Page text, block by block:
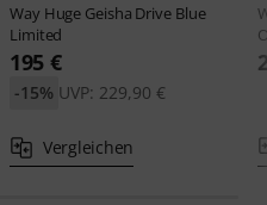
Way Huge Geisha Drive Blue
Limited
195 €
UVP: 229,90 €
-15%
Vergleichen